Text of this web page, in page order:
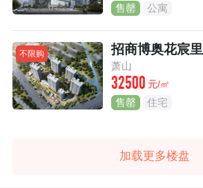
售罄 公寓
不限购 招商博奥花宸里
萧山
32500 元/㎡
售罄 住宅
加载更多楼盘